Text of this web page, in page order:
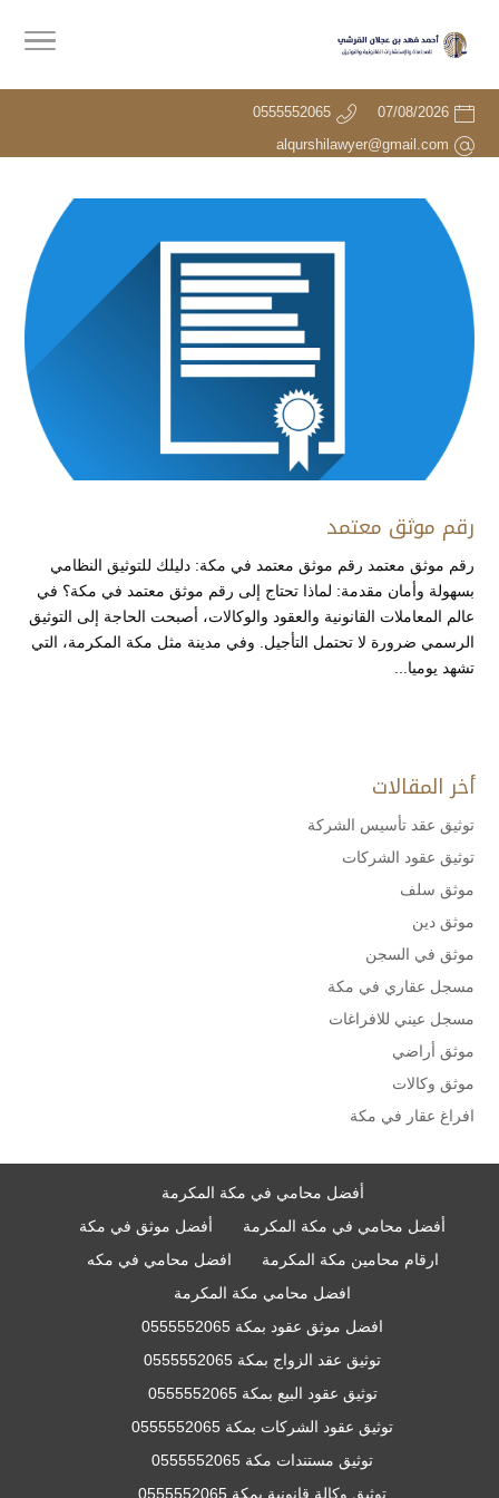
07/08/2026
0555552065
alqurshilawyer@gmail.com
رقم موثق معتمد
رقم موثق معتمد رقم موثق معتمد في مكة: دليلك للتوثيق النظامي
بسهولة وأمان مقدمة: لماذا تحتاج إلى رقم موثق معتمد في مكة؟ في
عالم المعاملات القانونية والعقود والوكالات، أصبحت الحاجة إلى التوثيق
الرسمي ضرورة لا تحتمل التأجيل. وفي مدينة مثل مكة المكرمة، التي
تشهد يوميا...
أخر المقالات
توثيق عقد تأسيس الشركة
توثيق عقود الشركات
موثق سلف
موثق دين
موثق في السجن
مسجل عقاري في مكة
مسجل عيني للافراغات
موثق أراضي
موثق وكالات
افراغ عقار في مكة
أفضل محامي في مكة المكرمة
أفضل محامي في مكة المكرمة
أفضل موثق في مكة
ارقام محامين مكة المكرمة
افضل محامي في مكه
افضل محامي مكة المكرمة
افضل موثق عقود بمكة 0555552065
توثيق عقد الزواج بمكة 0555552065
توثيق عقود البيع بمكة 0555552065
توثيق عقود الشركات بمكة 0555552065
توثيق مستندات مكة 0555552065
توثيق وكالة قانونية بمكة 0555552065